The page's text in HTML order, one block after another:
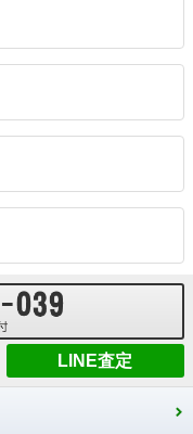
LINE査定